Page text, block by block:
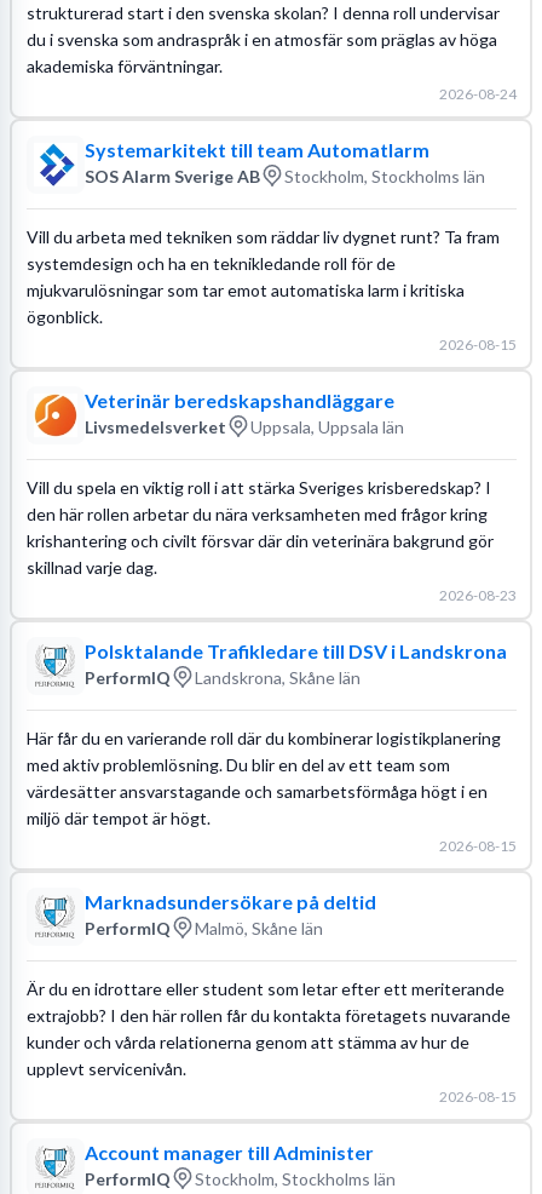
strukturerad start i den svenska skolan? I denna roll undervisar
du i svenska som andraspråk i en atmosfär som präglas av höga
akademiska förväntningar.
2026-08-24
Systemarkitekt till team Automatlarm
SOS Alarm Sverige AB Stockholm, Stockholms län
Vill du arbeta med tekniken som räddar liv dygnet runt? Ta fram
systemdesign och ha en teknikledande roll för de
mjukvarulösningar som tar emot automatiska larm i kritiska
ögonblick.
2026-08-15
Veterinär beredskapshandläggare
Livsmedelsverket Uppsala, Uppsala län
Vill du spela en viktig roll i att stärka Sveriges krisberedskap? I
den här rollen arbetar du nära verksamheten med frågor kring
krishantering och civilt försvar där din veterinära bakgrund gör
skillnad varje dag.
2026-08-23
Polsktalande Trafikledare till DSV i Landskrona
PerformIQ Landskrona, Skåne län
Här får du en varierande roll där du kombinerar logistikplanering
med aktiv problemlösning. Du blir en del av ett team som
värdesätter ansvarstagande och samarbetsförmåga högt i en
miljö där tempot är högt.
2026-08-15
Marknadsundersökare på deltid
PerformIQ Malmö, Skåne län
Är du en idrottare eller student som letar efter ett meriterande
extrajobb? I den här rollen får du kontakta företagets nuvarande
kunder och vårda relationerna genom att stämma av hur de
upplevt servicenivån.
2026-08-15
Account manager till Administer
PerformIQ Stockholm, Stockholms län